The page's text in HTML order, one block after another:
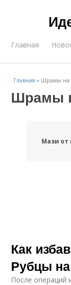
Главная
Главная » Шрамы на
Шрамы
Мази
Как
Рубцы на
После операций